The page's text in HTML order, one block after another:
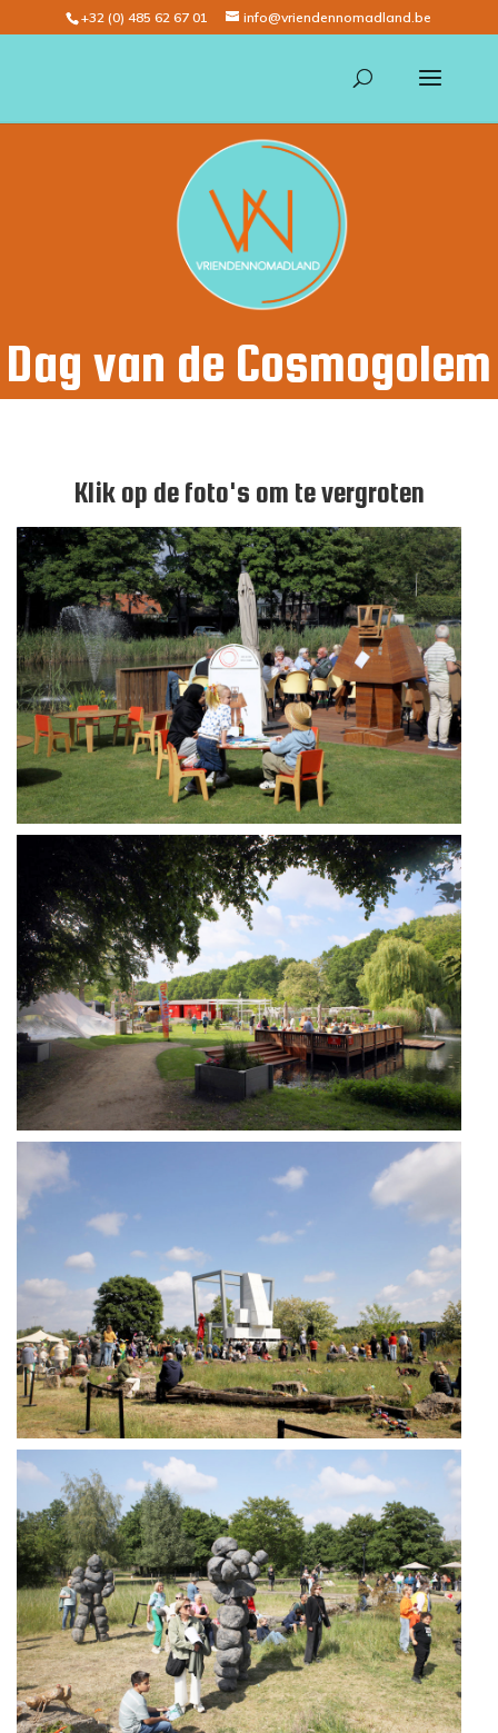
+32 (0) 485 62 67 01 info@vriendennomadland.be
Dag van de Cosmogolem
Klik op de foto's om te vergroten